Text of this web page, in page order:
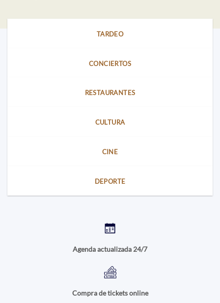
TARDEO
CONCIERTOS
RESTAURANTES
CULTURA
CINE
DEPORTE
Agenda actualizada 24/7
Compra de tickets online